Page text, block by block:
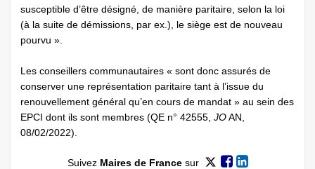
susceptible d’être désigné, de manière paritaire, selon la loi
(à la suite de démissions, par ex.), le siège est de nouveau
pourvu ».
Les conseillers communautaires « sont donc assurés de
conserver une représentation paritaire tant à l’issue du
renouvellement général qu’en cours de mandat » au sein des
EPCI dont ils sont membres (QE n° 42555, JOAN,
08/02/2022).
Suivez Maires de Francesur